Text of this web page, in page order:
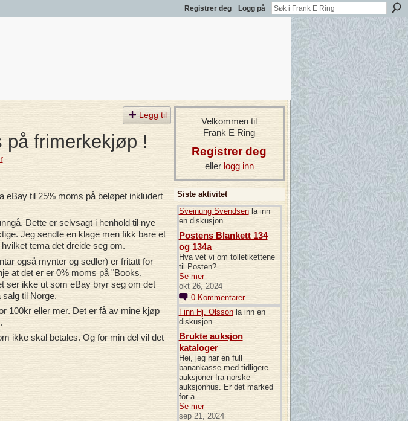
Registrer deg Logg på
Legg til
på frimerkekjøp !
eBay til 25% moms på beløpet inkludert
Dette er selvsagt i henhold til nye
Jeg sendte en klage men fikk bare et
tema det dreide seg om.
også mynter og sedler) er fritatt for
at det er er 0% moms på "Books,
ser ikke ut som eBay bryr seg om det
til Norge.
100kr eller mer. Det er få av mine kjøp
ikke skal betales. Og for min del vil det
Velkommen til
Frank E Ring
Registrer deg
eller logg inn
Siste aktivitet
Sveinung Svendsenla inn
en diskusjon
Postens Blankett 134
og 134a
Hva vet vi om tolletikettene
til Posten?
Se mer
okt 26, 2024
0 Kommentarer
Finn Hj. Olssonla inn en
diskusjon
Brukte auksjon
kataloger
Hei, jeg har en full
banankasse med tidligere
auksjoner fra norske
auksjonhus. Er det marked
for å…
Se mer
sep 21, 2024